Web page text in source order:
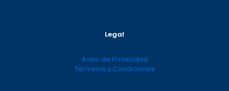
Legal
Aviso de Privacidad
Términos y Condiciones